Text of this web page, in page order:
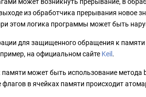
из обработчика прерывания новое
этом логика программы может быть
для защищенного обращения к
на официальном сайте Keil .
может быть использование метода
в ячейках памяти происходит